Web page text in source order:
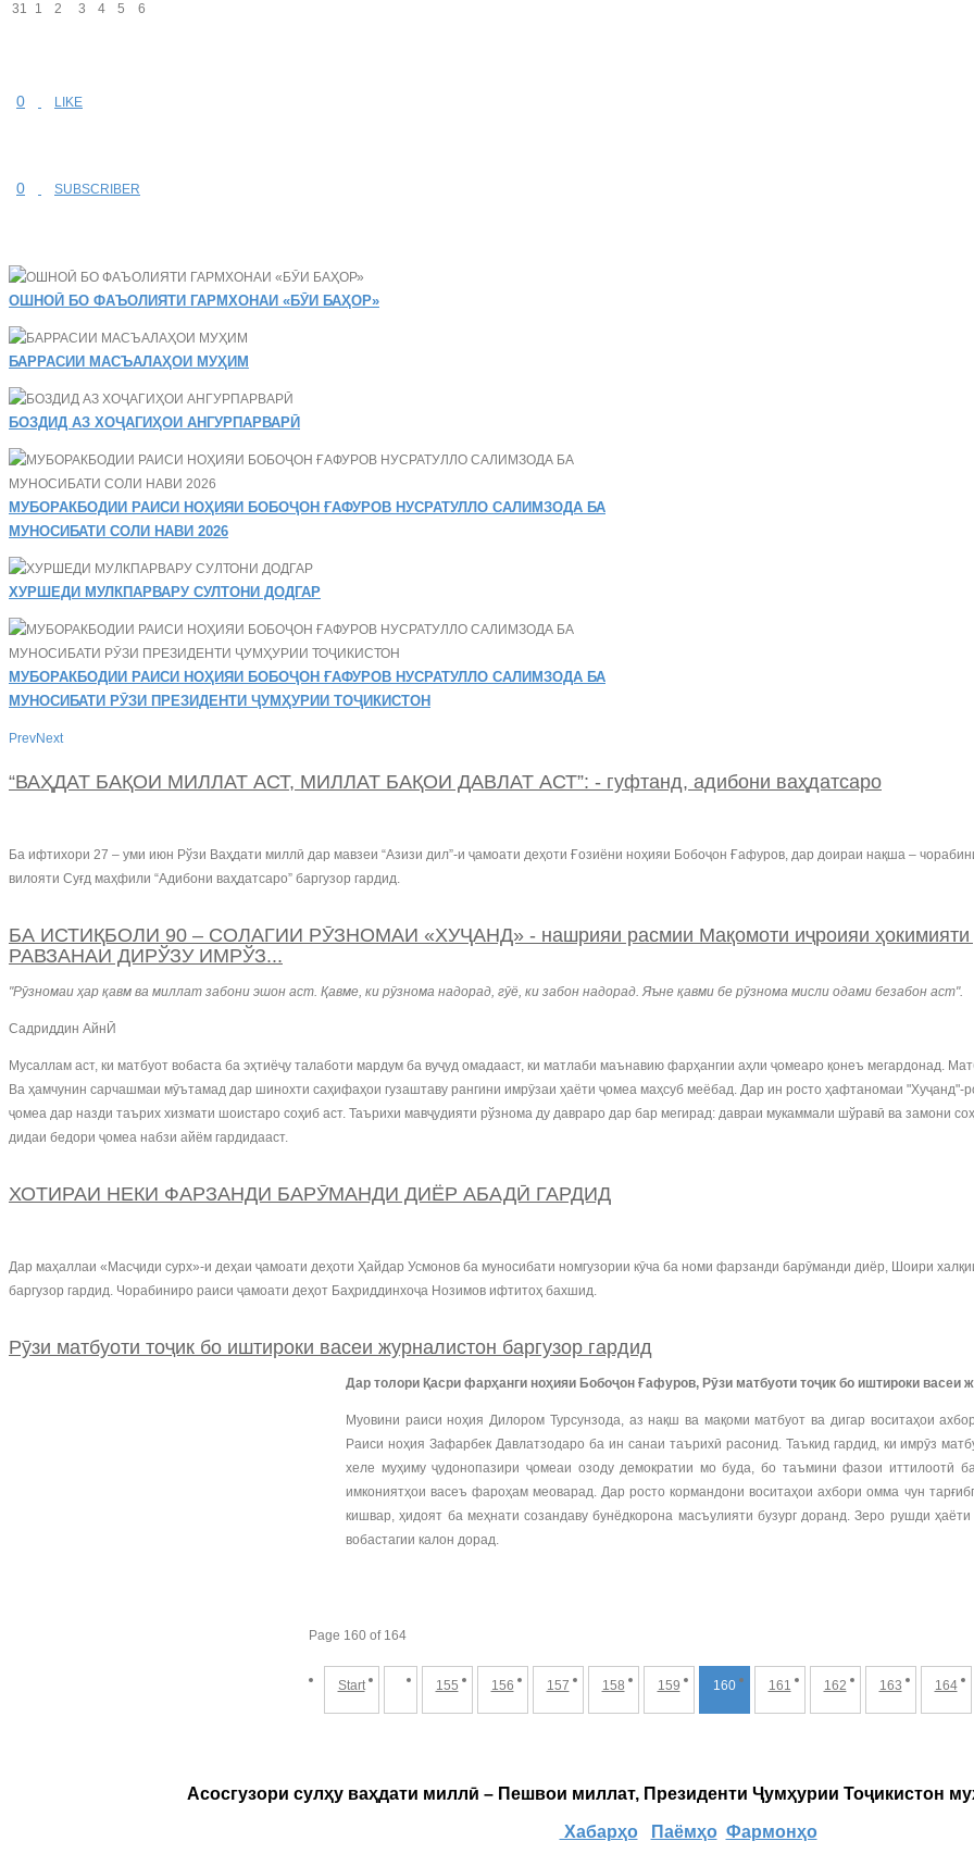
31
1 2 3 4 5 6
0 LIKE
0 SUBSCRIBER
ОШНОӢ БО ФАЪОЛИЯТИ ГАРМХОНАИ «БӮИ БАҲОР»
БАРРАСИИ МАСЪАЛАҲОИ МУҲИМ
БОЗДИД АЗ ХОҶАГИҲОИ АНГУРПАРВАРӢ
МУБОРАКБОДИИ РАИСИ НОҲИЯИ БОБОҶОН ҒАФУРОВ НУСРАТУЛЛО САЛИМЗОДА БА
МУНОСИБАТИ СОЛИ НАВИ 2026
ХУРШЕДИ МУЛКПАРВАРУ СУЛТОНИ ДОДГАР
МУБОРАКБОДИИ РАИСИ НОҲИЯИ БОБОҶОН ҒАФУРОВ НУСРАТУЛЛО САЛИМЗОДА БА
МУНОСИБАТИ РӮЗИ ПРЕЗИДЕНТИ ҶУМҲУРИИ ТОҶИКИСТОН
PrevNext
“ВАҲДАТ БАҚОИ МИЛЛАТ АСТ, МИЛЛАТ БАҚОИ ДАВЛАТ АСТ”: - гуфтанд, адибони ваҳдатсаро
Ба ифтихори 27 – уми июн Рўзи Ваҳдати миллӣ дар мавзеи “Азизи дил”-и ҷамоати деҳоти Ғозиёни ноҳияи Бобоҷон Ғафуров, дар доираи нақша –
вилояти Суғд маҳфили “Адибони ваҳдатсаро” баргузор гардид.
БА ИСТИҚБОЛИ 90 – СОЛАГИИ РӮЗНОМАИ «ХУҶАНД» - нашрияи расмии Мақомоти иҷроияи ҳокимияти
РАВЗАНАИ ДИРЎЗУ ИМРЎЗ...
"Рӯзномаи ҳар қавм ва миллат забони эшон аст. Қавме, ки рӯзнома надорад, гӯё, ки забон надорад. Яъне қавми бе рӯзнома мисли одами безабон аст".
Садриддин АйнӢ
Мусаллам аст, ки матбуот вобаста ба эҳтиёҷу талаботи мардум ба вуҷуд омадааст, ки матлаби маънавию фарҳангии аҳли ҷомеаро қонеъ мегардонад.
Ва ҳамчунин сарчашмаи мӯътамад дар шинохти саҳифаҳои гузаштаву рангини имрӯзаи ҳаёти ҷомеа маҳсуб меёбад. Дар ин росто ҳафтаномаи "Хуҷанд"-
ҷомеа дар назди таърих хизмати шоистаро соҳиб аст. Таърихи мавҷудияти рўзнома ду давраро дар бар мегирад: давраи мукаммали шўравӣ ва замони
дидаи бедори ҷомеа набзи айём гардидааст.
ХОТИРАИ НЕКИ ФАРЗАНДИ БАРӮМАНДИ ДИЁР АБАДӢ ГАРДИД
Дар маҳаллаи «Масҷиди сурх»-и деҳаи ҷамоати деҳоти Ҳайдар Усмонов ба муносибати номгузории кӯча ба номи фарзанди барӯманди диёр, Шоири
баргузор гардид. Чорабиниро раиси ҷамоати деҳот Баҳриддинхоҷа Нозимов ифтитоҳ бахшид.
Рӯзи матбуоти тоҷик бо иштироки васеи журналистон баргузор гардид
Дар толори Қасри фарҳанги ноҳияи Бобоҷон Ғафуров, Рӯзи матбуоти тоҷик бо иштироки васеи
Муовини раиси ноҳия Дилором Турсунзода, аз нақш ва мақоми матбуот ва дигар воситаҳои
Раиси ноҳия Зафарбек Давлатзодаро ба ин санаи таърихӣ расонид. Таъкид гардид, ки имрӯз
хеле муҳиму ҷудонопазири ҷомеаи озоду демократии мо буда, бо таъмини фазои иттилоотӣ
имкониятҳои васеъ фароҳам меоварад. Дар росто кормандони воситаҳои ахбори омма чун
кишвар, ҳидоят ба меҳнати созандаву бунёдкорона масъулияти бузург доранд. Зеро рушди
вобастагии калон дорад.
Page 160 of 164
Start 155 156 157 158 159 160 161 162 163 164
Асосгузори сулҳу ваҳдати миллӣ – Пешвои миллат, Президенти Ҷумҳурии Тоҷикистон
Хабарҳо Паёмҳо Фармонҳо